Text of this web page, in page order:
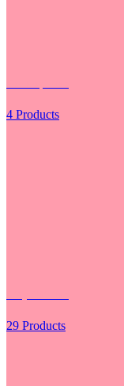
4 Products
29 Products